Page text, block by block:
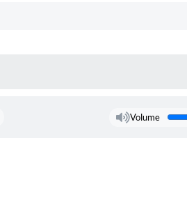
Volume